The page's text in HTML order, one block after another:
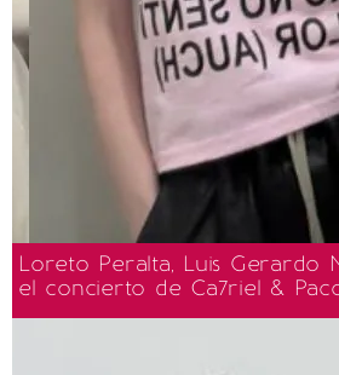
Loreto Peralta, Luis Gerardo
el concierto de Ca7riel &